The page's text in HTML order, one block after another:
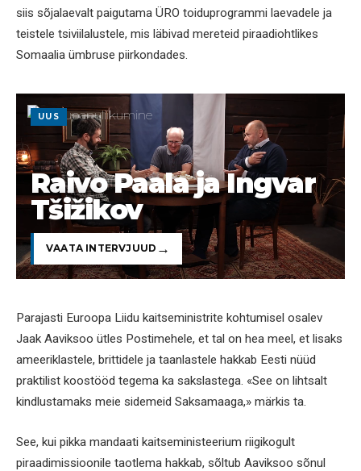
siis sõjalaevalt paigutama ÜRO toiduprogrammi laevadele ja
teistele tsiviilalustele, mis läbivad mereteid piraadiohtlikes
Somaalia ümbruse piirkondades.
UUS
Raivo Paala ja Ingvar
Tšižikov
VAATA INTERVJUUD
Parajasti Euroopa Liidu kaitseministrite kohtumisel osalev
Jaak Aaviksoo ütles Postimehele, et tal on hea meel, et lisaks
ameeriklastele, brittidele ja taanlastele hakkab Eesti nüüd
praktilist koostööd tegema ka sakslastega. «See on lihtsalt
kindlustamaks meie sidemeid Saksamaaga,» märkis ta.
See, kui pikka mandaati kaitseministeerium riigikogult
piraadimissioonile taotlema hakkab, sõltub Aaviksoo sõnul